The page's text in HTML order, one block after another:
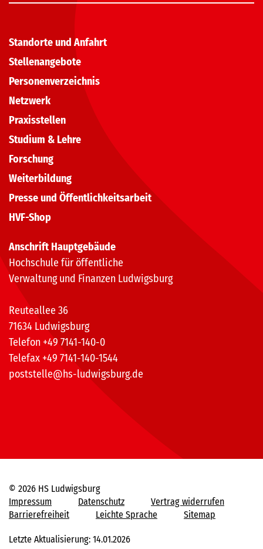
Standorte und Anfahrt
Stellenangebote
Personenverzeichnis
Netzwerk
Praxisstellen
Studium & Lehre
Forschung
Weiterbildung
Presse und Öffentlichkeitsarbeit
HVF-Shop
Anschrift Hauptgebäude
Hochschule für öffentliche
Verwaltung und Finanzen Ludwigsburg
Reuteallee 36
71634 Ludwigsburg
Telefon +49 7141-140-0
Telefax +49 7141-140-1544
poststelle@hs-ludwigsburg.de
© 2026 HS Ludwigsburg
Impressum
Datenschutz
Vertrag widerrufen
Barrierefreiheit
Leichte Sprache Sitemap
Letzte Aktualisierung: 14.01.2026